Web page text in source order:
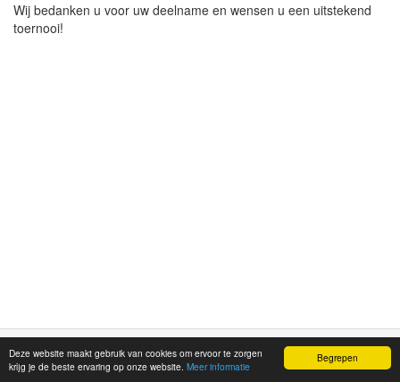
Begrepen
Deze website maakt gebruik van cookies om ervoor te zorgen
krijg je de beste ervaring op onze website. Meer informatie
Wij bedanken u voor uw deelname en wensen u een uitstekend
toernooi!
©Mitivu Sports2026